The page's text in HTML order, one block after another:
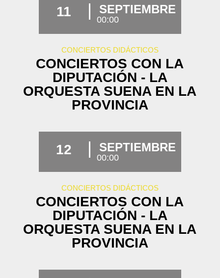
11 SEPTIEMBRE
00:00
CONCIERTOS DIDÁCTICOS
CONCIERTOS CON LA
DIPUTACIÓN - LA
ORQUESTA SUENA EN LA
PROVINCIA
12 SEPTIEMBRE
00:00
CONCIERTOS DIDÁCTICOS
CONCIERTOS CON LA
DIPUTACIÓN - LA
ORQUESTA SUENA EN LA
PROVINCIA